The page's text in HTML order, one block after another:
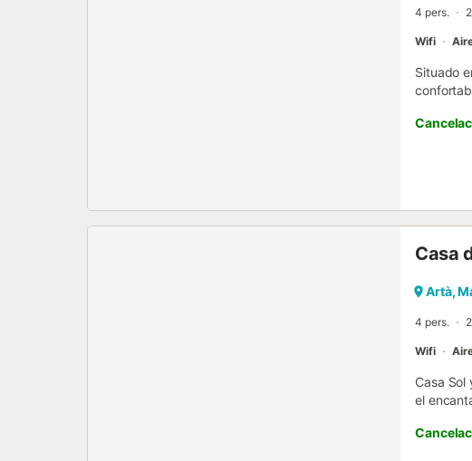
4 pers.
Wifi
Situado
Los
Casa
Artà,
4 pers.
Wifi
Casa
el